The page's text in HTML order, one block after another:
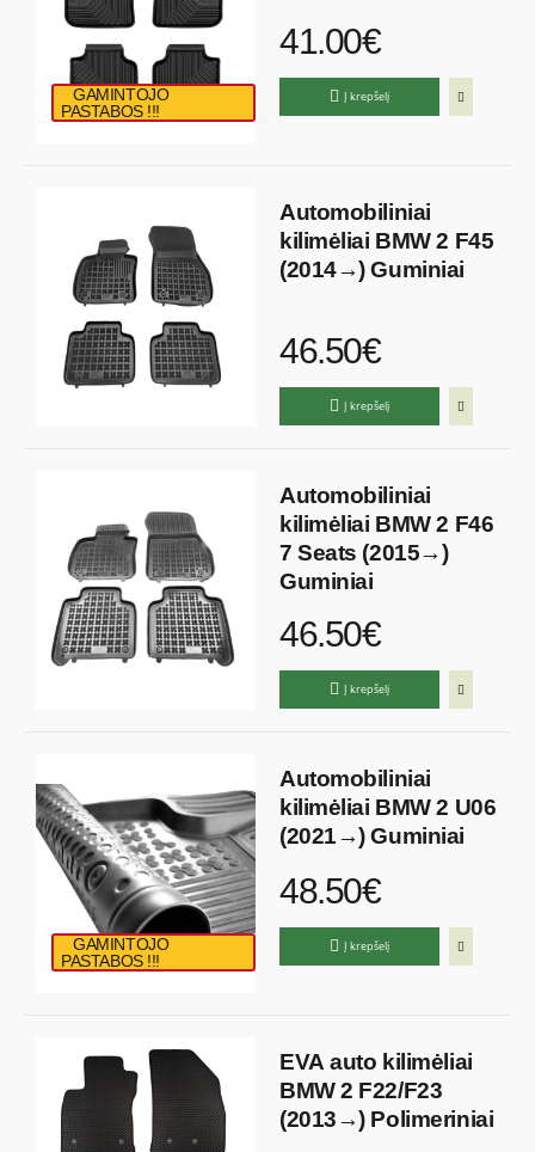
GAMINTOJO
PASTABOS !!!
41.00€
Į krepšelį
Automobiliniai
kilimėliai BMW 2 F45
(2014→) Guminiai
46.50€
Į krepšelį
Automobiliniai
kilimėliai BMW 2 F46
7 Seats (2015→)
Guminiai
46.50€
Į krepšelį
GAMINTOJO
PASTABOS !!!
Automobiliniai
kilimėliai BMW 2 U06
(2021→) Guminiai
48.50€
Į krepšelį
EVA auto kilimėliai
BMW 2 F22/F23
(2013→) Polimeriniai